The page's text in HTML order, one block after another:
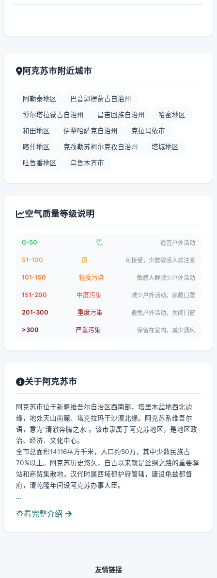
阿克苏市附近城市
阿勒泰地区 巴音郭楞蒙古自治州
博尔塔拉蒙古自治州 昌吉回族自治州 哈密地区
和田地区 伊犁哈萨克自治州 克拉玛依市
喀什地区 克孜勒苏柯尔克孜自治州 塔城地区
吐鲁番地区 乌鲁木齐市
空气质量等级说明
0-50 优 适宜户外活动
51-100 良 可接受，少数敏感人群注意
101-150 轻度污染 敏感人群减少户外活动
151-200 中度污染 减少户外活动，佩戴口罩
201-300 重度污染 避免户外活动，关闭门窗
>300 严重污染 停留在室内，减少通风
关于阿克苏市
阿克苏市位于新疆维吾尔自治区西南部，塔里木盆地西北边
缘，地处天山南麓、塔克拉玛干沙漠北缘。阿克苏系维吾尔
语，意为“清澈奔腾之水”。该市隶属于阿克苏地区，是地区政
治、经济、文化中心。
全市总面积14116平方千米，人口约50万，其中少数民族占
70%以上。阿克苏历史悠久，自古以来就是丝绸之路的重要驿
站和商贸集散地。汉代时属西域都护府管辖，唐设龟兹都督
府，清乾隆年间设阿克苏办事大臣。
...
查看完整介绍
友情链接